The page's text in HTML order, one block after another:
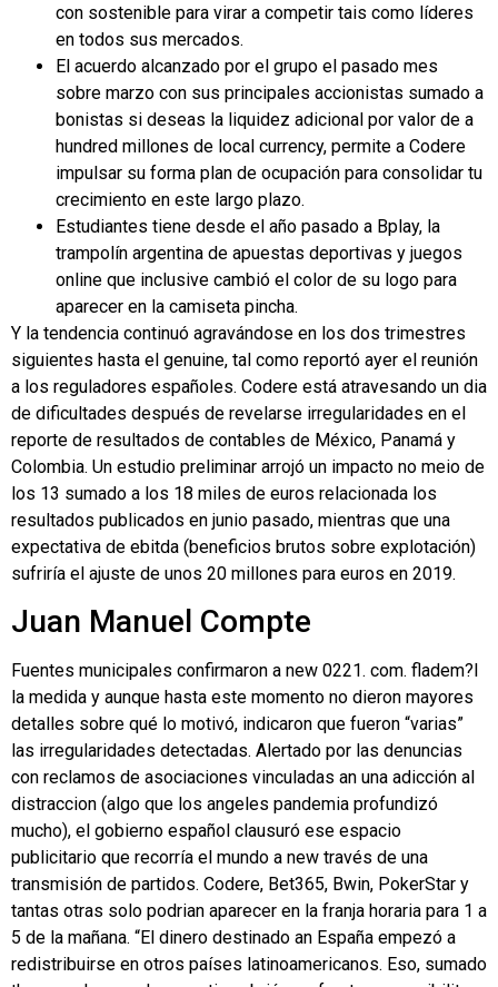
con sostenible para virar a competir tais como líderes
en todos sus mercados.
El acuerdo alcanzado por el grupo el pasado mes
sobre marzo con sus principales accionistas sumado a
bonistas si deseas la liquidez adicional por valor de a
hundred millones de local currency, permite a Codere
impulsar su forma plan de ocupación para consolidar tu
crecimiento en este largo plazo.
Estudiantes tiene desde el año pasado a Bplay, la
trampolín argentina de apuestas deportivas y juegos
online que inclusive cambió el color de su logo para
aparecer en la camiseta pincha.
Y la tendencia continuó agravándose en los dos trimestres
siguientes hasta el genuine, tal como reportó ayer el reunión
a los reguladores españoles. Codere está atravesando un dia
de dificultades después de revelarse irregularidades en el
reporte de resultados de contables de México, Panamá y
Colombia. Un estudio preliminar arrojó un impacto no meio de
los 13 sumado a los 18 miles de euros relacionada los
resultados publicados en junio pasado, mientras que una
expectativa de ebitda (beneficios brutos sobre explotación)
sufriría el ajuste de unos 20 millones para euros en 2019.
Juan Manuel Compte
Fuentes municipales confirmaron a new 0221. com. fladem?l
la medida y aunque hasta este momento no dieron mayores
detalles sobre qué lo motivó, indicaron que fueron “varias”
las irregularidades detectadas. Alertado por las denuncias
con reclamos de asociaciones vinculadas an una adicción al
distraccion (algo que los angeles pandemia profundizó
mucho), el gobierno español clausuró ese espacio
publicitario que recorría el mundo a new través de una
transmisión de partidos. Codere, Bet365, Bwin, PokerStar y
tantas otras solo podrian aparecer en la franja horaria para 1 a
5 de la mañana. “El dinero destinado an España empezó a
redistribuirse en otros países latinoamericanos. Eso, sumado